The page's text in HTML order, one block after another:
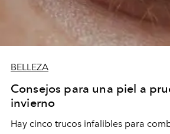
BELLEZA
Consejos para una piel a
invierno
Hay cinco trucos infalibles para